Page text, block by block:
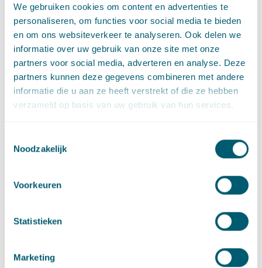
We gebruiken cookies om content en advertenties te
personaliseren, om functies voor social media te bieden
en om ons websiteverkeer te analyseren. Ook delen we
informatie over uw gebruik van onze site met onze
partners voor social media, adverteren en analyse. Deze
partners kunnen deze gegevens combineren met andere
informatie die u aan ze heeft verstrekt of die ze hebben
verzameld op basis van uw gebruik van hun services.
Noodzakelijk
Voorkeuren
Statistieken
Marketing
Aanbestedingsrecht
Bouwrecht
Litigation and Arbitration